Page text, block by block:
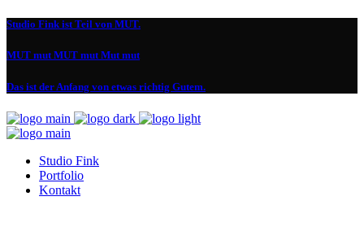
Studio Fink ist Teil von MUT.
MUT mut MUT mut Mut mut
Das ist der Anfang von etwas richtig Gutem.
Studio Fink
Portfolio
Kontakt